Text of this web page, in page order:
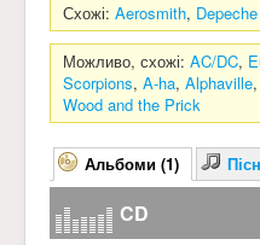
Схожі: Aerosmith,
Можливо, схожі: AC/DC,
Scorpions, A-ha, Alphaville,
Wood and the Prick
Альбоми (1)
CD